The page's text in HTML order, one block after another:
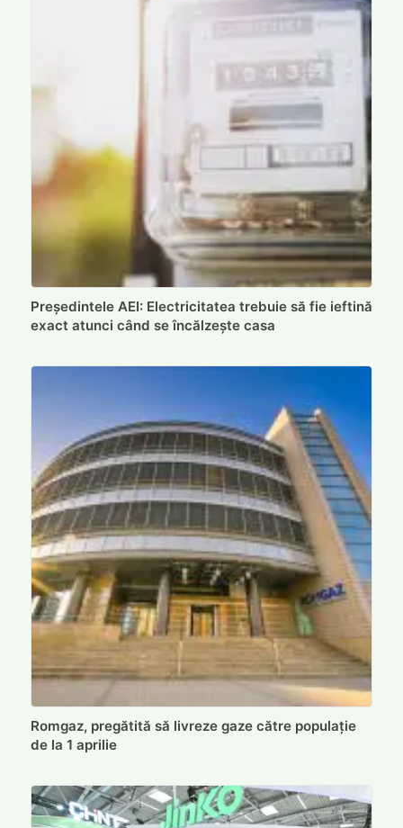
Președintele AEI: Electricitatea trebuie să fie ieftină
exact atunci când se încălzește casa
Romgaz, pregătită să livreze gaze către populație
de la 1 aprilie